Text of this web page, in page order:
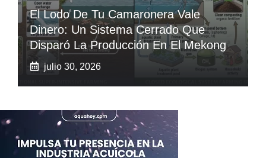
El Lodo De Tu Camaronera Vale
Dinero: Un Sistema Cerrado Que
Disparó La Producción En El Mekong
julio 30, 2026